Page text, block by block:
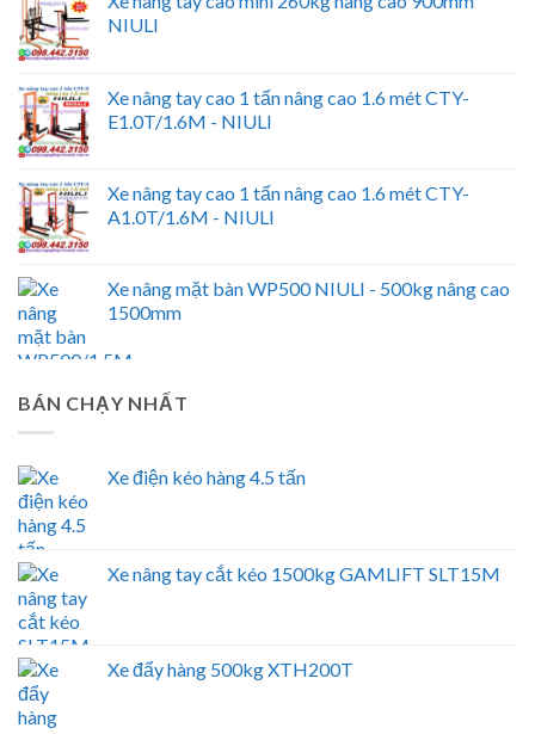
NIULI
Xe nâng tay cao 1 tấn nâng cao 1.6 mét CTY-
E1.0T/1.6M - NIULI
Xe nâng tay cao 1 tấn nâng cao 1.6 mét CTY-
A1.0T/1.6M - NIULI
Xe nâng mặt bàn WP500 NIULI - 500kg nâng cao
1500mm
BÁN CHẠY NHẤT
Xe điện kéo hàng 4.5 tấn
Xe nâng tay cắt kéo 1500kg GAMLIFT SLT15M
Xe đẩy hàng 500kg XTH200T